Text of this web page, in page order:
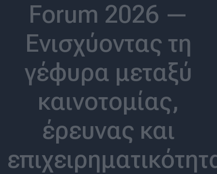
Forum 2026 —
Ενισχύοντας τη
γέφυρα μεταξύ
καινοτομίας,
έρευνας και